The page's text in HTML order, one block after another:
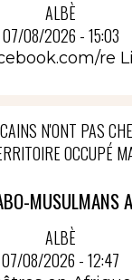
ALBÈ
07/08/2026 - 15:03
re
N'ONT PAS
OCCUPÉ
MUSULMANS
ALBÈ
07/08/2026 - 12:47